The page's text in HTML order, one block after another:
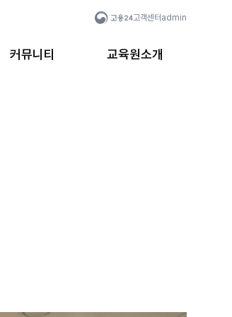
고객센터 admin
커뮤니티 교육원소개